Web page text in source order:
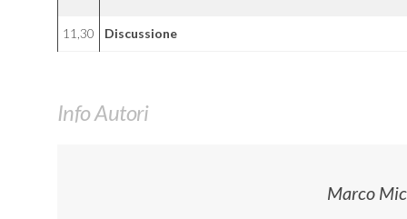
11,30 Discussione
Info Autori
Marco